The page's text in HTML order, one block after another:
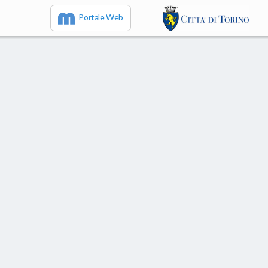
Portale Web